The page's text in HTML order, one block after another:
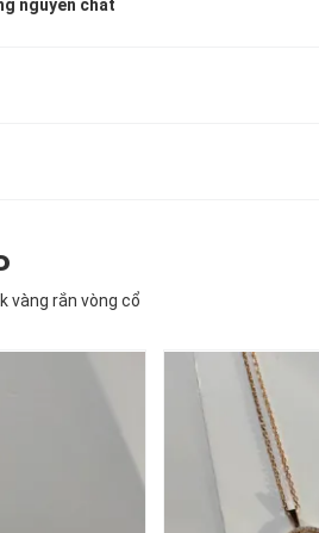
nguyên chất
vàng rắn vòng cổ